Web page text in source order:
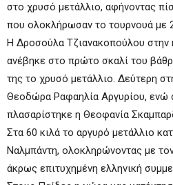
στο χρυσό μετάλλιο, αφήνοντας
που ολοκλήρωσαν το τουρνουά με
Η Δροσούλα Τζιανακοπούλου στην
ανέβηκε στο πρώτο σκαλί του
της το χρυσό μετάλλιο. Δεύτερη
Θεοδώρα Ραφαηλία Αργυρίου, ενώ
πλασαρίστηκε η Θεοφανία
Στα 60 κιλά το αργυρό μετάλλιο
Ναλμπάντη, ολοκληρώνοντας με
άκρως επιτυχημένη ελληνική